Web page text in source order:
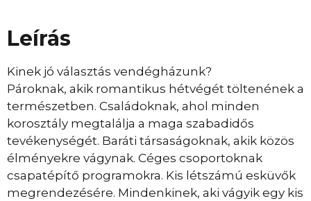
Leírás
Kinek jó választás vendégházunk?
Pároknak, akik romantikus hétvégét töltenének a
természetben. Családoknak, ahol minden
korosztály megtalálja a maga szabadidős
tevékenységét. Baráti társaságoknak, akik közös
élményekre vágynak. Céges csoportoknak
csapatépítő programokra. Kis létszámú esküvők
megrendezésére. Mindenkinek, aki vágyik egy kis